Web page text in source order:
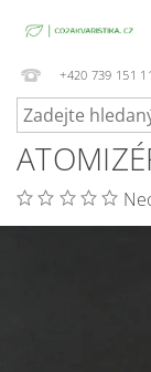
+420 739 151